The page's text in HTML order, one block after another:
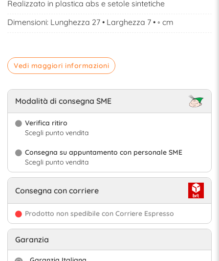
Realizzato in plastica abs e setole sintetiche
Dimensioni: Lunghezza 27 • Larghezza 7 • ◦ cm
Vedi maggiori informazioni
Modalità di consegna SME
Verifica ritiro
Scegli punto vendita
Consegna su appuntamento con personale SME
Scegli punto vendita
Consegna con corriere
Prodotto non spedibile con Corriere Espresso
Garanzia